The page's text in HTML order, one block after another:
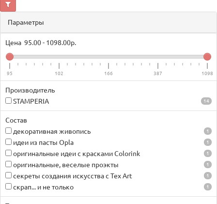
Параметры
Цена 95.00- 1098.00р.
95 102 166 387 1098
Производитель
STAMPERIA
14
Состав
декоративная живопись
1
идеи из пасты Opla 1
оригинальные идеи с красками Colorink 1
оригинальные, веселые проэкты 1
секреты создания искусства с Tex Art 1
скрап... и не только 1